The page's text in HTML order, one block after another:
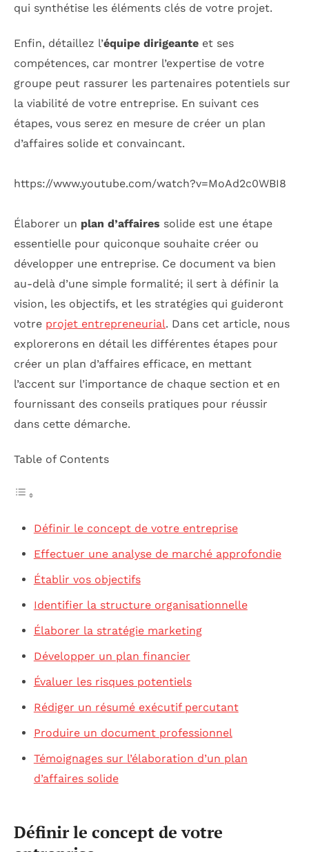
qui synthétise les éléments clés de votre projet.
Enfin, détaillez l’équipe dirigeante et ses
compétences, car montrer l’expertise de votre
groupe peut rassurer les partenaires potentiels sur
la viabilité de votre entreprise. En suivant ces
étapes, vous serez en mesure de créer un plan
d’affaires solide et convaincant.
https://www.youtube.com/watch?v=MoAd2c0WBI8
Élaborer un plan d’affaires solide est une étape
essentielle pour quiconque souhaite créer ou
développer une entreprise. Ce document va bien
au-delà d’une simple formalité; il sert à définir la
vision, les objectifs, et les stratégies qui guideront
votre projet entrepreneurial. Dans cet article, nous
explorerons en détail les différentes étapes pour
créer un plan d’affaires efficace, en mettant
l’accent sur l’importance de chaque section et en
fournissant des conseils pratiques pour réussir
dans cette démarche.
Table of Contents
Définir le concept de votre entreprise
Effectuer une analyse de marché approfondie
Établir vos objectifs
Identifier la structure organisationnelle
Élaborer la stratégie marketing
Développer un plan financier
Évaluer les risques potentiels
Rédiger un résumé exécutif percutant
Produire un document professionnel
Témoignages sur l’élaboration d’un plan
d’affaires solide
Définir le concept de votre